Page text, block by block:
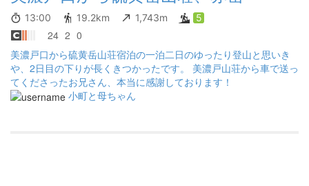
13:00 19.2km 1,743m 5
24 2 0
美濃戸口から硫黄岳山荘宿泊の一泊二日のゆったり登山と思いき
や、2日目の下りが長くきつかったです。 美濃戸山荘から車で送っ
てくださったお兄さん、本当に感謝しております！
小町と母ちゃん